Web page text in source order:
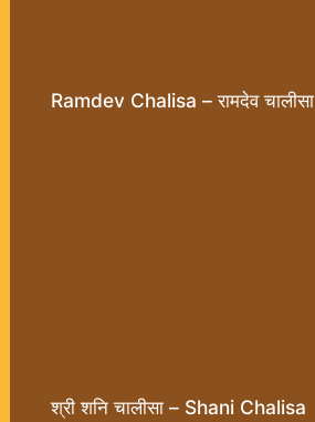
Ramdev Chalisa – रामदेव चालीसा
श्री शनि चालीसा – Shani Chalisa